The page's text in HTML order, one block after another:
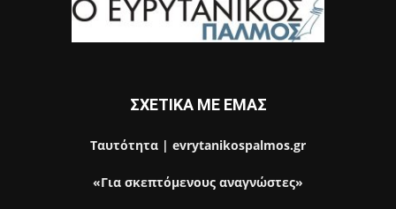
ΣΧΕΤΙΚΑ ΜΕ ΕΜΑΣ
Ταυτότητα | evrytanikospalmos.gr
«Για σκεπτόμενους αναγνώστες»